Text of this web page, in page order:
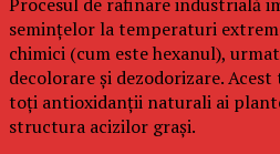
semințelor la temperaturi
chimici (cum este hexanul),
decolorare și dezodorizare.
toți antioxidanții naturali ai
structura acizilor grași.